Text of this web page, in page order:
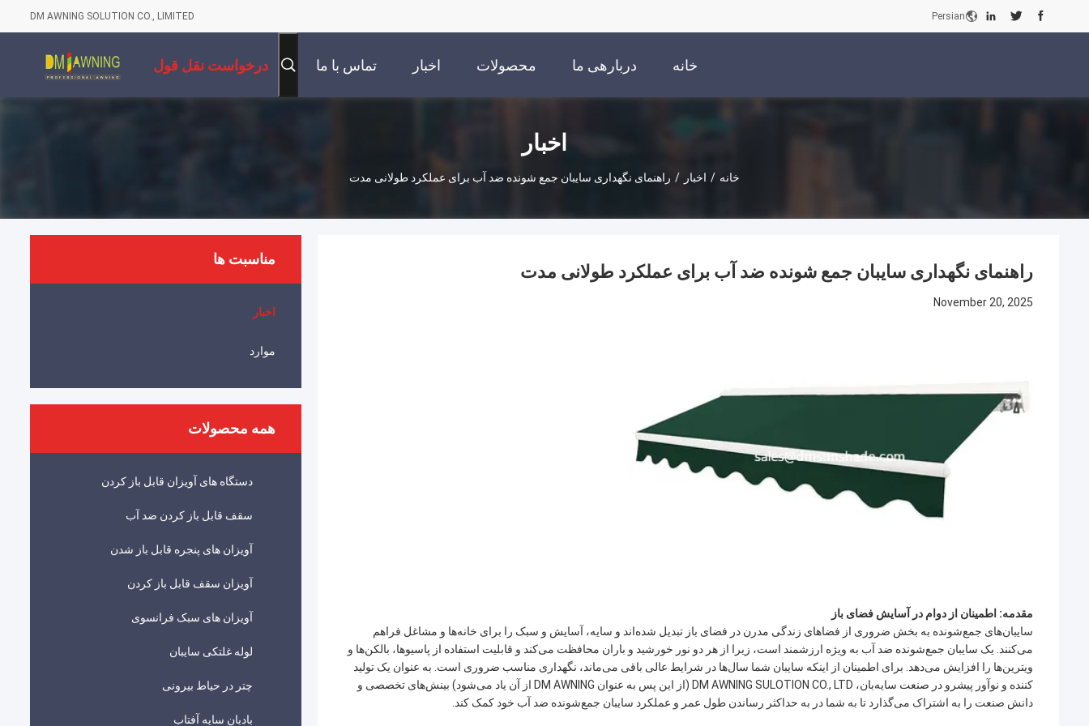
DM AWNING SOLUTION CO., LIMITED Persian
خانه دربارهی ما محصولات اخبار تماس با ما درخواست نقل قول
اخبار
خانه / اخبار / راهنمای نگهداری سایبان جمع شونده ضد آب برای عملکرد طولانی مدت
مناسبت ها
اخبار
موارد
همه محصولات
دستگاه های آویزان قابل باز کردن
سقف قابل باز کردن ضد آب
آویزان های پنجره قابل باز شدن
آویزان سقف قابل باز کردن
آویزان های سبک فرانسوی
لوله غلتکی سایبان
چتر در حیاط بیرونی
بادبان سایه آفتاب
راهنمای نگهداری سایبان جمع شونده ضد آب برای عملکرد طولانی مدت
November 20, 2025
مقدمه: اطمینان از دوام در آسایش فضای باز
سایبان‌های جمع‌شونده به بخش ضروری از فضاهای زندگی مدرن در فضای باز تبدیل شده‌اند و سایه، آسایش و سبک را برای خانه‌ها و مشاغل فراهم
می‌کنند. یک سایبان جمع‌شونده ضد آب به ویژه ارزشمند است، زیرا از هر دو نور خورشید و باران محافظت می‌کند و قابلیت استفاده از پاسیوها، بالکن‌ها و
ویترین‌ها را افزایش می‌دهد. برای اطمینان از اینکه سایبان شما سال‌ها در شرایط عالی باقی می‌ماند، نگهداری مناسب ضروری است. به عنوان یک تولید
کننده و نوآور پیشرو در صنعت سایه‌بان، DM AWNING SULOTION CO., LTD (از این پس به عنوان DM AWNING از آن یاد می‌شود) بینش‌های تخصصی و
دانش صنعت را به اشتراک می‌گذارد تا به شما در به حداکثر رساندن طول عمر و عملکرد سایبان جمع‌شونده ضد آب خود کمک کند.